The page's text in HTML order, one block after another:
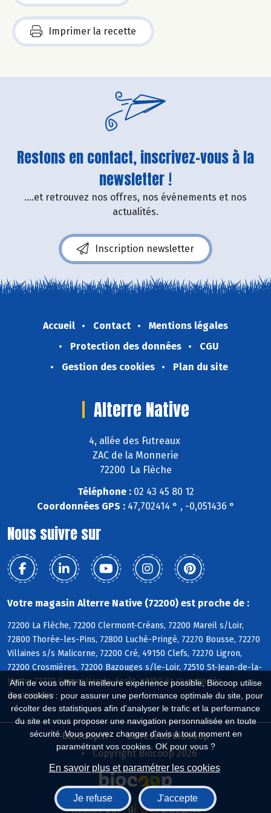
Afin de vous offrir la meilleure expérience possible, Biocoop utilise
des cookies : pour assurer une performance optimale du site, pour
récolter des statistiques afin d'analyser le trafic et la performance
du site et vous proposer une navigation personnalisée en toute
sécurité. Vous pouvez changer d'avis à tout moment en
paramétrant vos cookies. OK pour vous ?
En savoir plus et paramétrer les cookies
Je refuse J'accepte
Imprimer la recette
Restons en contact, inscrivez-vous à la
newsletter !
....et retrouvez nos offres, nos événements et nos
actualités.
Inscription newsletter
Accueil Contact
Mentions légales
Protection des données
CGU
Gestion des cookies
Plan du site
Alterre Native
4, allée des Futreaux
ZAC de la Monnerie
72200 La Flèche
Téléphone :02 43 45 80 12
Coordonnées GPS :47,702414 ° , -0,051436 °
Nous suivre sur
Votre magasin Alterre Native (72200) est proche de :
72200 La Flèche, 72200 Clermont-Créans, 72200 Mareil s/Loir,
72800 Thorée-les-Pins, 72800 Luché-Pringé, 72270 Bousse, 72270
Villaines s/s Malicorne, 72200 Cré, 49150 Clefs, 72270 Ligron,
72200 Crosmières, 72200 Bazouges s/le-Loir, 72510 St-Jean-de-la-
Motte, 72270 Courcelles-la-Forêt, 49150 St-Quentin-lès-
Beaurepaire
Biocoop.fr
Le réseau Biocoop
Copyright Biocoop 2026
Réalisé par